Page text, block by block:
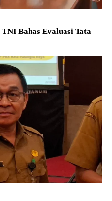
Bahas Evaluasi Tata